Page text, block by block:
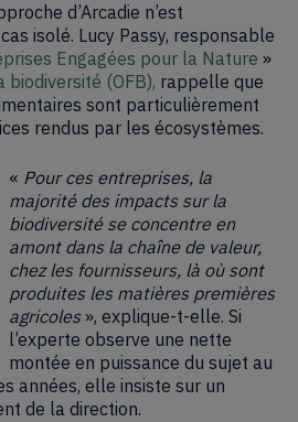
d’Arcadie n’est
isolé. Lucy Passy, responsable
Engagées pour la Nature »
biodiversité (OFB), rappelle que
sont particulièrement
rendus par les écosystèmes.
« Pour ces entreprises, la
majorité des impacts sur la
biodiversité se concentre en
amont dans la chaîne de valeur,
chez les fournisseurs, là où sont
produites les matières premières
agricoles», explique-t-elle. Si
l’experte observe une nette
montée en puissance du sujet au
années, elle insiste sur un
de la direction.